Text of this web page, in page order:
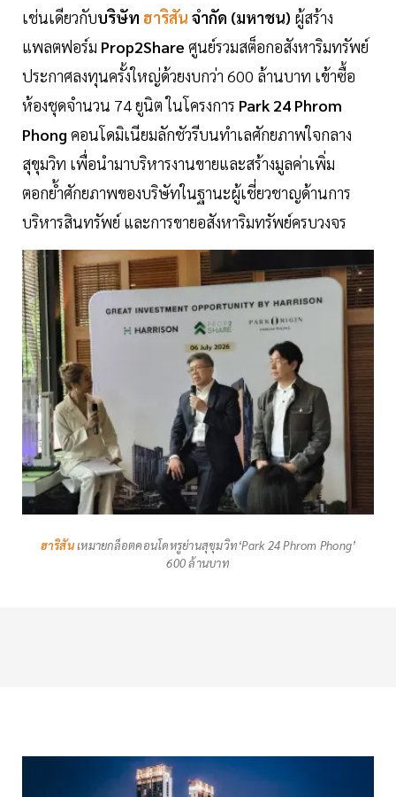
เช่นเดียวกับบริษัท ฮาริสัน จำกัด (มหาชน) ผู้สร้าง
แพลตฟอร์ม Prop2Share ศูนย์รวมสต็อกอสังหาริมทรัพย์
ประกาศลงทุนครั้งใหญ่ด้วยงบกว่า 600 ล้านบาท เข้าซื้อ
ห้องชุดจำนวน 74 ยูนิต ในโครงการ Park 24 Phrom
Phong คอนโดมิเนียมลักชัวรีบนทำเลศักยภาพใจกลาง
สุขุมวิท เพื่อนำมาบริหารงานขายและสร้างมูลค่าเพิ่ม
ตอกย้ำศักยภาพของบริษัทในฐานะผู้เชี่ยวชาญด้านการ
บริหารสินทรัพย์ และการขายอสังหาริมทรัพย์ครบวงจร
ฮาริสันเหมายกล็อตคอนโดหรูย่านสุขุมวิท‘Park 24 Phrom Phong’
600 ล้านบาท